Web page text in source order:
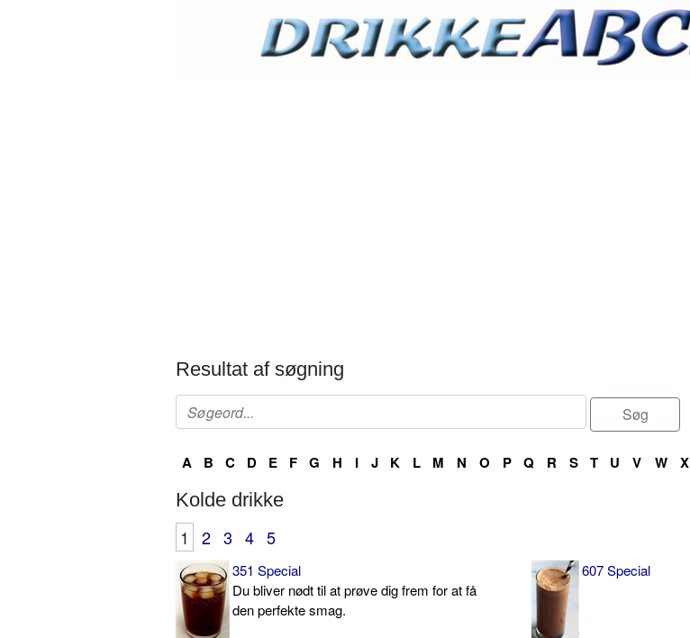
Resultat af søgning
A B C D E F G H I J K L M N O P Q R S T U V W X
Kolde drikke
1 2 3 4 5
351 Special
Du bliver nødt til at prøve dig frem for at få
den perfekte smag.
607 Special